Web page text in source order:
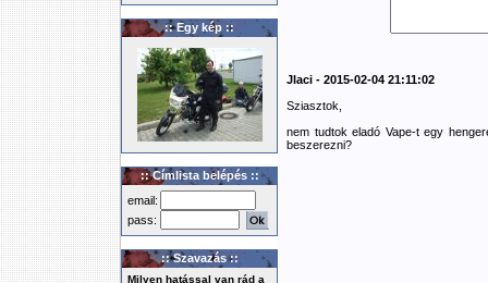
:: Egy kép ::
:: Címlista belépés ::
email:
pass:
:: Szavazás ::
Milyen hatással van rád a
Jlaci - 2015-02-04 21:11:02
Sziasztok,
nem tudtok eladó Vape-t egy
beszerezni?